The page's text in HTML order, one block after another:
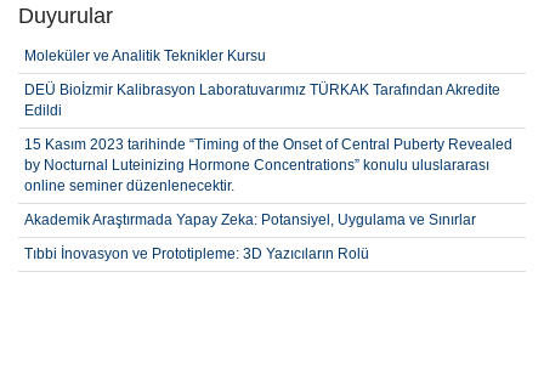
Duyurular
Moleküler ve Analitik Teknikler Kursu
DEÜ Bioİzmir Kalibrasyon Laboratuvarımız TÜRKAK Tarafından Akredite
Edildi
15 Kasım 2023 tarihinde “Timing of the Onset of Central Puberty Revealed
by Nocturnal Luteinizing Hormone Concentrations” konulu uluslararası
online seminer düzenlenecektir.
Akademik Araştırmada Yapay Zeka: Potansiyel, Uygulama ve Sınırlar
Tıbbi İnovasyon ve Prototipleme: 3D Yazıcıların Rolü